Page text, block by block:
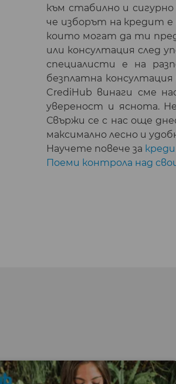
към стабилно и
че изборът на кредит
които могат да ти
или консултация след
специалисти е на
безплатна
CrediHub винаги сме
увереност и яснота.
Свържи се с нас още
максимално лесно и
Научете повече за
Поеми контрола над